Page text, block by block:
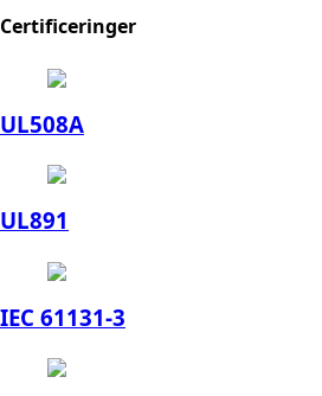
Certificeringer
UL508A
UL891
IEC 61131-3